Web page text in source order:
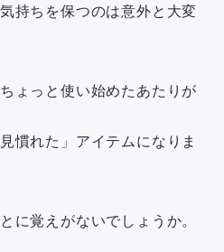
持ちを保つのは意外と大変
ょっと使い始めたあたりが
慣れた」アイテムになりま
に覚えがないでしょうか。